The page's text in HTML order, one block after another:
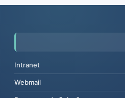
Intranet
Webmail